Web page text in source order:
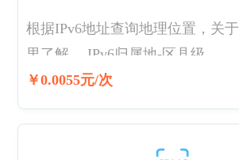
根据IPv6地址查询地理位置，关
里了解。 IPv6归属地-区县级
￥0.0055元/次